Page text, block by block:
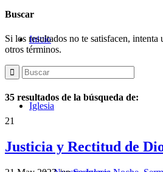
Inicio
Iglesia
Buscar
Si los resultados no te satisfacen, intenta
otros términos.
35 resultados de la búsqueda de:
21
Justicia y Rectitud de